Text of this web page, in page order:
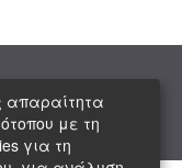
ΕΙΕ
απαραίτητα
με τη
για τη